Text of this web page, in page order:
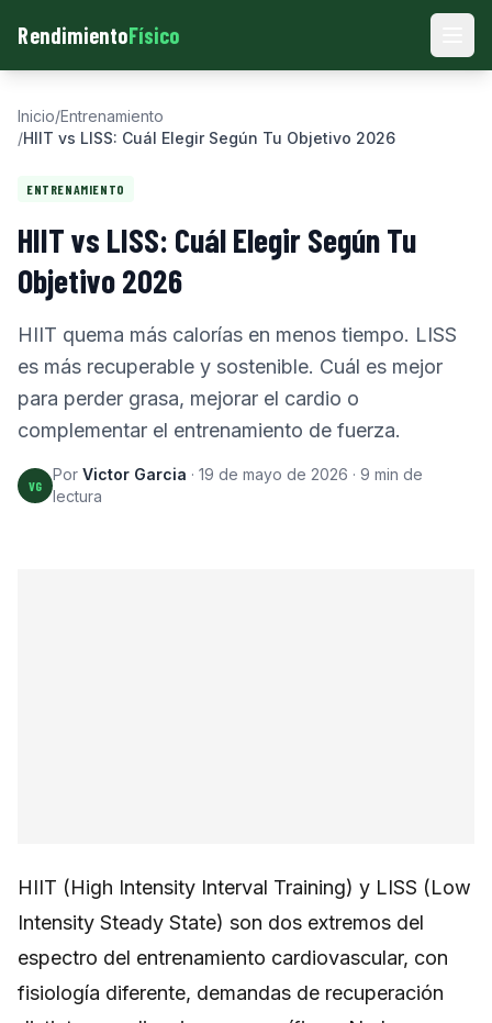
RendimientoFísico
Inicio/Entrenamiento
/HIIT vs LISS: Cuál Elegir Según Tu Objetivo 2026
ENTRENAMIENTO
HIIT vs LISS: Cuál Elegir Según Tu
Objetivo 2026
HIIT quema más calorías en menos tiempo. LISS
es más recuperable y sostenible. Cuál es mejor
para perder grasa, mejorar el cardio o
complementar el entrenamiento de fuerza.
VG
Por Victor Garcia · 19 de mayo de 2026 · 9 min de
lectura
HIIT (High Intensity Interval Training) y LISS (Low
Intensity Steady State) son dos extremos del
espectro del entrenamiento cardiovascular, con
fisiología diferente, demandas de recuperación